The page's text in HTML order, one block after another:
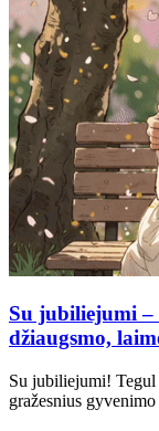
Su jubiliejumi
džiaugsmo,
Su jubiliejumi! Tegul
gražesnius